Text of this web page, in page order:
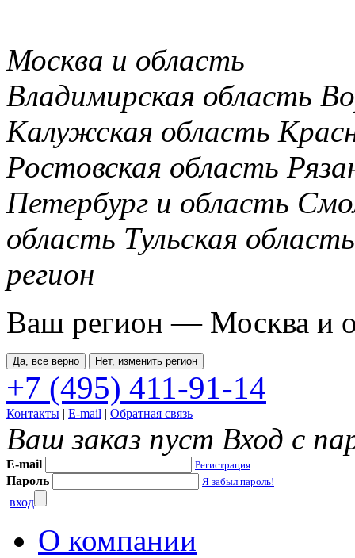
Москва и область
Владимирская область
Калужская область
Ростовская область
Петербург и область
область Тульская область
регион
Ваш регион — Москва и
Да, все верно Нет, изменить регион
+7 (495) 411-91-14
Контакты | E-mail | Обратная связь
Ваш заказ пуст Вход с
E-mail Регистрация
Пароль Я забыл пароль!
вход
О компании